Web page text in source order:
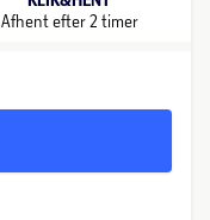
Afhent efter 2 timer